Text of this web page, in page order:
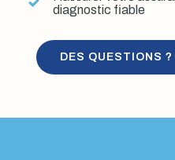
diagnostic fiable
DES QUESTIONS